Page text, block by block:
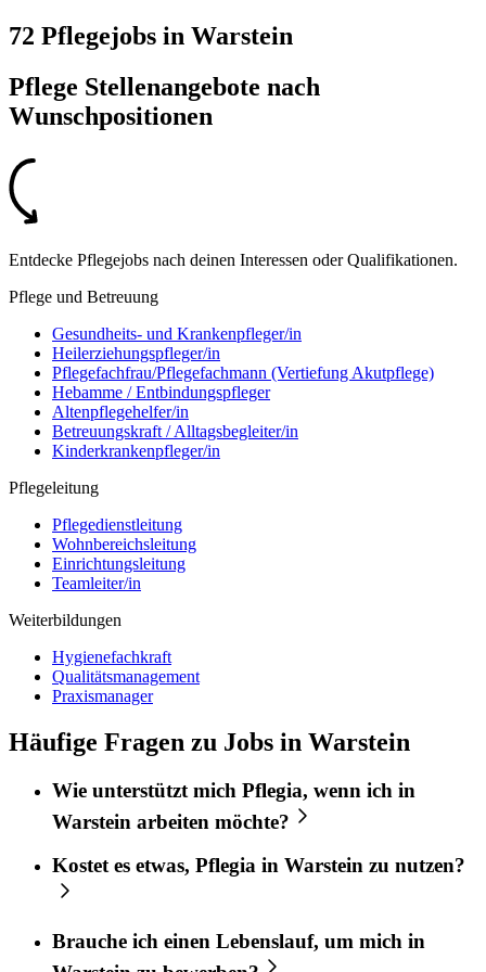
72 Pflegejobs in Warstein
Pflege Stellenangebote nach
Wunschpositionen
Entdecke Pflegejobs nach deinen Interessen oder Qualifikationen.
Pflege und Betreuung
Gesundheits- und Krankenpfleger/in
Heilerziehungspfleger/in
Pflegefachfrau/Pflegefachmann (Vertiefung Akutpflege)
Hebamme / Entbindungspfleger
Altenpflegehelfer/in
Betreuungskraft / Alltagsbegleiter/in
Kinderkrankenpfleger/in
Pflegeleitung
Pflegedienstleitung
Wohnbereichsleitung
Einrichtungsleitung
Teamleiter/in
Weiterbildungen
Hygienefachkraft
Qualitätsmanagement
Praxismanager
Häufige Fragen zu Jobs in Warstein
Wie unterstützt mich Pflegia, wenn ich in
Warstein arbeiten möchte?
Kostet es etwas, Pflegia in Warstein zu nutzen?
Brauche ich einen Lebenslauf, um mich in